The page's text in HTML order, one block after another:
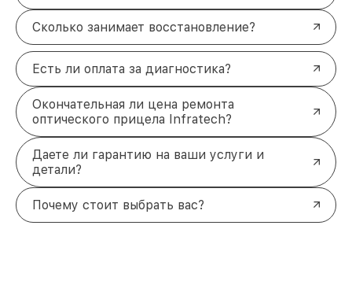
Сколько занимает восстановление?
Есть ли оплата за диагностика?
Окончательная ли цена ремонта
оптического прицела Infratech?
Даете ли гарантию на ваши услуги и
детали?
Почему стоит выбрать вас?